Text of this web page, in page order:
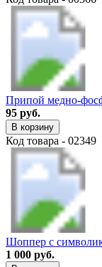
Припой медно-
95 руб.
В корзину
Код товара - 02349
Шоппер с
1 000 руб.